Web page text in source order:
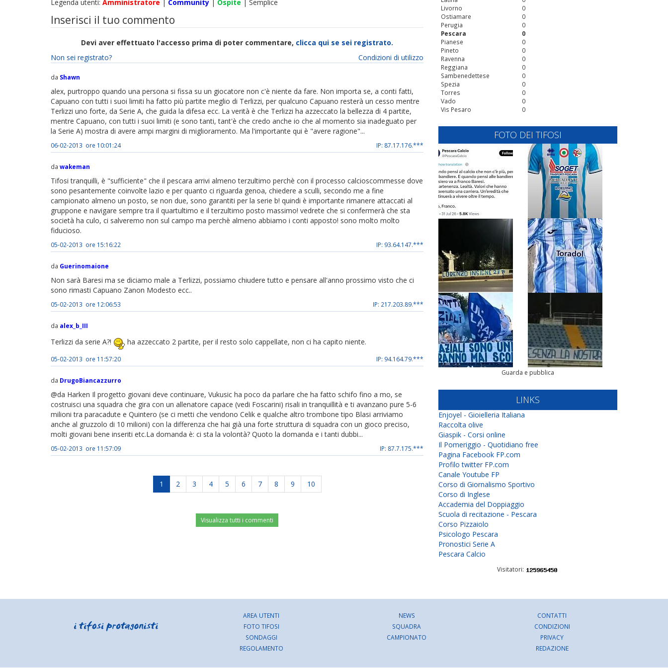
Legenda utenti: Amministratore | Community | Ospite | Semplice
Inserisci il tuo commento
Devi aver effettuato l'accesso prima di poter commentare, clicca qui se sei registrato.
Condizioni di utilizzo
Non sei registrato?
da Shawn
alex, purtroppo quando una persona si fissa su un giocatore non c'è niente da fare. Non importa se, a conti fatti,
Capuano con tutti i suoi limiti ha fatto più partite meglio di Terlizzi, per qualcuno Capuano resterà un cesso mentre
Terlizzi uno forte, da Serie A, che guida la difesa ecc. La verità è che Terlizzi ha azzeccato la bellezza di 4 partite,
mentre Capuano, con tutti i suoi limiti (e sono tanti, tant'è che credo anche io che al momento sia inadeguato per
la Serie A) mostra di avere ampi margini di miglioramento. Ma l'importante qui è "avere ragione"...
06-02-2013 ore 10:01:24 IP: 87.17.176.***
da wakeman
Tifosi tranquilli, è "sufficiente" che il pescara arrivi almeno terzultimo perchè con il processo calcioscommesse dove
sono pesantemente coinvolte lazio e per quanto ci riguarda genoa, chiedere a sculli, secondo me a fine
campionato almeno un posto, se non due, sono garantiti per la serie b! quindi è importante rimanere attaccati al
gruppone e navigare sempre tra il quartultimo e il terzultimo posto massimo! vedrete che si confermerà che sta
società ha culo, ci salveremo non sul campo ma perchè almeno abbiamo i conti apposto! sono molto molto
fiducioso.
05-02-2013 ore 15:16:22 IP: 93.64.147.***
da Guerinomaione
Non sarà Baresi ma se diciamo male a Terlizzi, possiamo chiudere tutto e pensare all'anno prossimo visto che ci
sono rimasti Capuano Zanon Modesto ecc..
05-02-2013 ore 12:06:53 IP: 217.203.89.***
da alex_b_III
Terlizzi da serie A?! ha azzeccato 2 partite, per il resto solo cappellate, non ci ha capito niente.
05-02-2013 ore 11:57:20 IP: 94.164.79.***
da DrugoBiancazzurro
@da Harken Il progetto giovani deve continuare, Vukusic ha poco da parlare che ha fatto schifo fino a mo, se
costruisci una squadra che gira con un allenatore capace (vedi Foscarini) risali in tranquillità e ti avanzano pure 5-6
milioni tra paracadute e Quintero (se ci metti che vendono Celik e qualche altro trombone tipo Blasi arriviamo
anche al gruzzolo di 10 milioni) con la differenza che hai già una forte struttura di squadra con un gioco preciso,
molti giovani bene inseriti etc.La domanda è: ci sta la volontà? Quoto la domanda e i tanti dubbi...
05-02-2013 ore 11:57:09 IP: 87.7.175.***
1 2 3 4 5 6 7 8 9 10
Visualizza tutti i commenti
0
Livorno
0
Ostiamare
0
Perugia
0
Pescara
0
Pianese
0
Pineto
0
Ravenna
0
Reggiana
0
Sambenedettese
0
Spezia
0
Torres
0
Vado
0
Vis Pesaro
FOTO DEI TIFOSI
Guarda e pubblica
LINKS
Enjoyel - Gioielleria Italiana
Raccolta olive
Giaspik - Corsi online
Il Pomeriggio - Quotidiano free
Pagina Facebook FP.com
Profilo twitter FP.com
Canale Youtube FP
Corso di Giornalismo Sportivo
Corso di Inglese
Accademia del Doppiaggio
Scuola di recitazione - Pescara
Corso Pizzaiolo
Psicologo Pescara
Pronostici Serie A
Pescara Calcio
Visitatori:
AREA UTENTI
FOTO TIFOSI
SONDAGGI
REGOLAMENTO
NEWS
SQUADRA
CAMPIONATO
CONTATTI
CONDIZIONI
PRIVACY
REDAZIONE